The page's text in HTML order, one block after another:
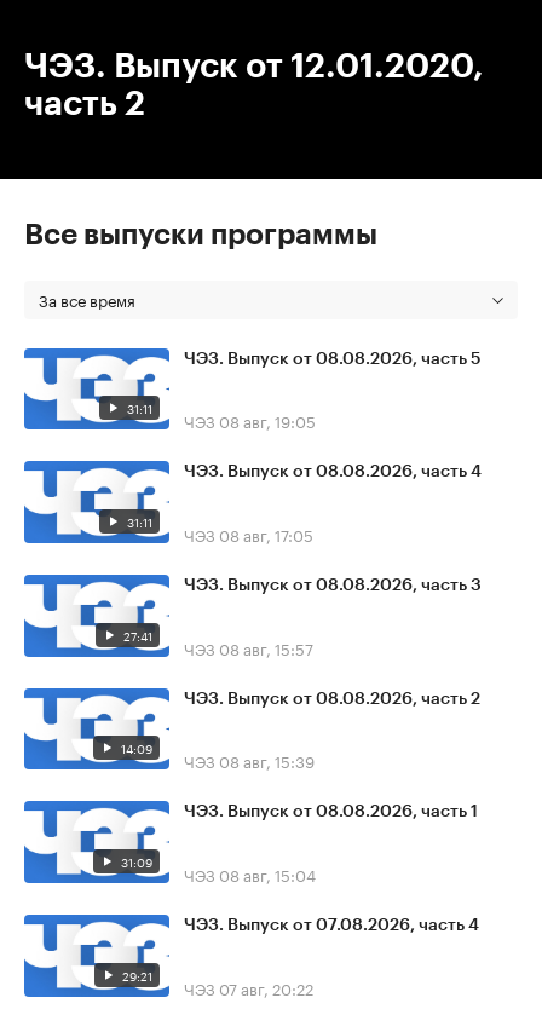
ЧЭЗ. Выпуск от 12.01.2020,
часть 2
Все выпуски программы
За все время
31:11
ЧЭЗ. Выпуск от 08.08.2026, часть 5
ЧЭЗ 08 авг, 19:05
31:11
ЧЭЗ. Выпуск от 08.08.2026, часть 4
ЧЭЗ 08 авг, 17:05
27:41
ЧЭЗ. Выпуск от 08.08.2026, часть 3
ЧЭЗ 08 авг, 15:57
14:09
ЧЭЗ. Выпуск от 08.08.2026, часть 2
ЧЭЗ 08 авг, 15:39
31:09
ЧЭЗ. Выпуск от 08.08.2026, часть 1
ЧЭЗ 08 авг, 15:04
29:21
ЧЭЗ. Выпуск от 07.08.2026, часть 4
ЧЭЗ 07 авг, 20:22